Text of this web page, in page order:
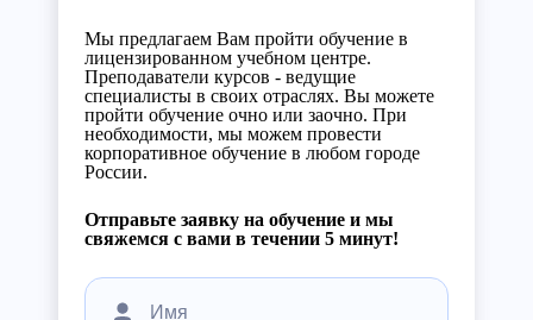
Мы предлагаем Вам пройти обучение в
лицензированном учебном центре.
Преподаватели курсов - ведущие
специалисты в своих отраслях. Вы можете
пройти обучение очно или заочно. При
необходимости, мы можем провести
корпоративное обучение в любом городе
России.
Отправьте заявку на обучение и мы
свяжемся с вами в течении 5 минут!